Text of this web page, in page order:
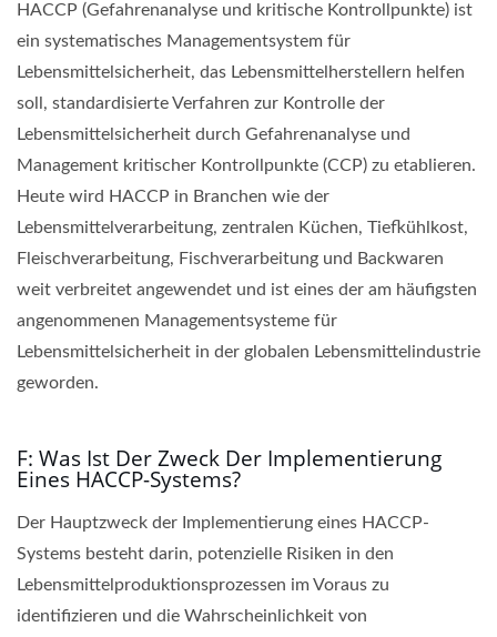
HACCP (Gefahrenanalyse und kritische Kontrollpunkte) ist
ein systematisches Managementsystem für
Lebensmittelsicherheit, das Lebensmittelherstellern helfen
soll, standardisierte Verfahren zur Kontrolle der
Lebensmittelsicherheit durch Gefahrenanalyse und
Management kritischer Kontrollpunkte (CCP) zu etablieren.
Heute wird HACCP in Branchen wie der
Lebensmittelverarbeitung, zentralen Küchen, Tiefkühlkost,
Fleischverarbeitung, Fischverarbeitung und Backwaren
weit verbreitet angewendet und ist eines der am häufigsten
angenommenen Managementsysteme für
Lebensmittelsicherheit in der globalen Lebensmittelindustrie
geworden.
F: Was Ist Der Zweck Der Implementierung
Eines HACCP-Systems?
Der Hauptzweck der Implementierung eines HACCP-
Systems besteht darin, potenzielle Risiken in den
Lebensmittelproduktionsprozessen im Voraus zu
identifizieren und die Wahrscheinlichkeit von